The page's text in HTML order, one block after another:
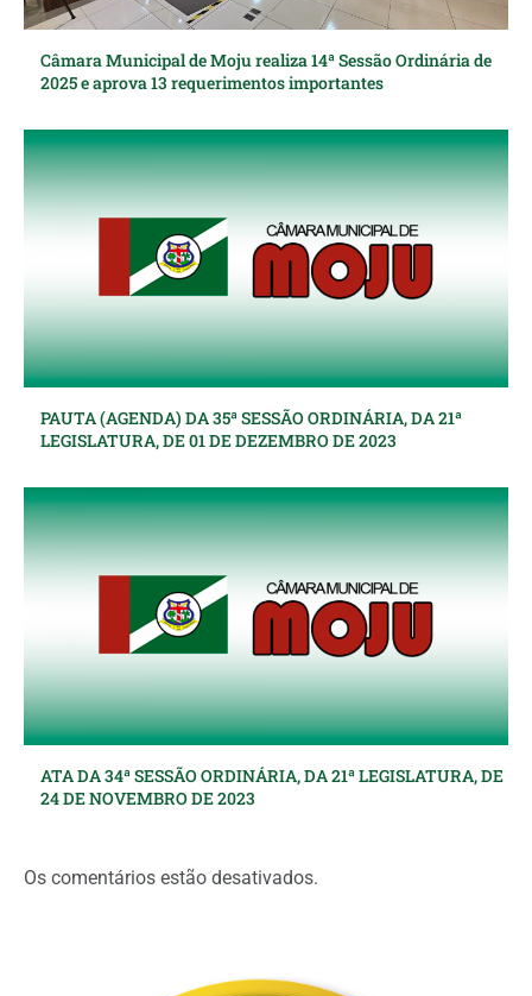
Câmara Municipal de Moju realiza 14ª Sessão Ordinária de
2025 e aprova 13 requerimentos importantes
PAUTA (AGENDA) DA 35ª SESSÃO ORDINÁRIA, DA 21ª
LEGISLATURA, DE 01 DE DEZEMBRO DE 2023
ATA DA 34ª SESSÃO ORDINÁRIA, DA 21ª LEGISLATURA, DE
24 DE NOVEMBRO DE 2023
Os comentários estão desativados.